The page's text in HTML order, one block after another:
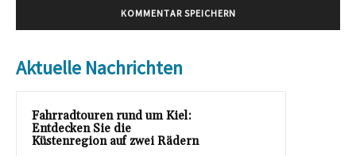
Aktuelle Nachrichten
Fahrradtouren rund um Kiel:
Entdecken Sie die
Küstenregion auf zwei Rädern